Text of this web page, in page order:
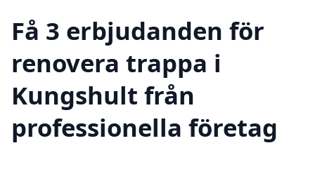
Få 3 erbjudanden för
renovera trappa i
Kungshult från
professionella företag